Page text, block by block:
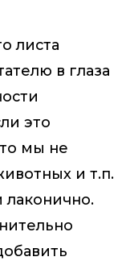
листа
в глаза
это
мы не
и т.п.
лаконично.